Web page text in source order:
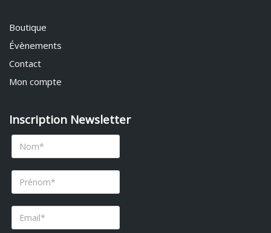
Boutique
Évènements
Contact
Mon compte
Inscription Newsletter